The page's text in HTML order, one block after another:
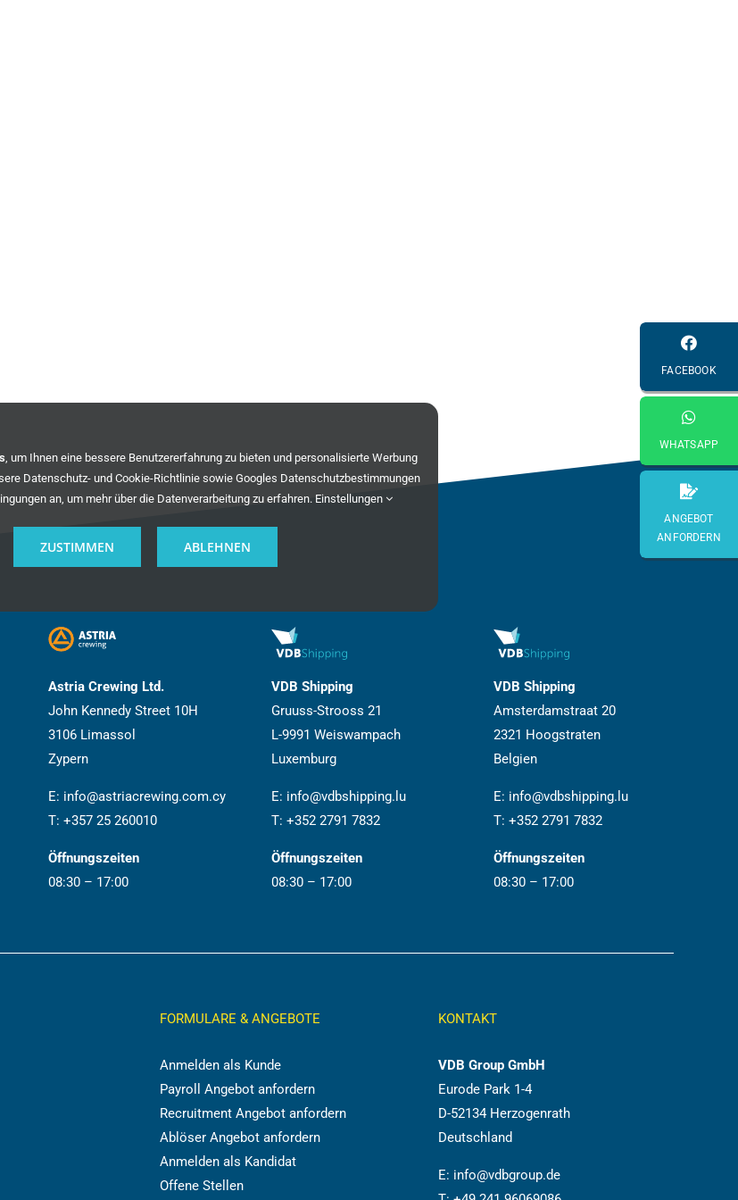
Astria Crewing Ltd.
John Kennedy Street 10H
3106 Limassol
Zypern
E: info@astriacrewing.com.cy
T:+357 25 260010
Öffnungszeiten
08:30 – 17:00
VDB Shipping
Gruuss-Strooss 21
L-9991 Weiswampach
Luxemburg
E: info@vdbshipping.lu
T: +352 2791 7832
Öffnungszeiten
08:30 – 17:00
VDB Shipping
Amsterdamstraat 20
2321 Hoogstraten
Belgien
E: info@vdbshipping.lu
T:+352 2791 7832
Öffnungszeiten
08:30 – 17:00
FORMULARE & ANGEBOTE
Anmelden als Kunde
Payroll Angebot anfordern
Recruitment Angebot anfordern
Ablöser Angebot anfordern
Anmelden als Kandidat
Offene Stellen
KONTAKT
VDB Group GmbH
Eurode Park 1-4
D-52134 Herzogenrath
Deutschland
E: info@vdbgroup.de
FACEBOOK
WHATSAPP
ANGEBOT
ANFORDERN
, um Ihnen eine bessere Benutzererfahrung zu bieten und personalisierte Werbung
Datenschutz- und Cookie-Richtlinie sowie Googles Datenschutzbestimmungen
an, um mehr über die Datenverarbeitung zu erfahren. Einstellungen
ZUSTIMMEN ABLEHNEN